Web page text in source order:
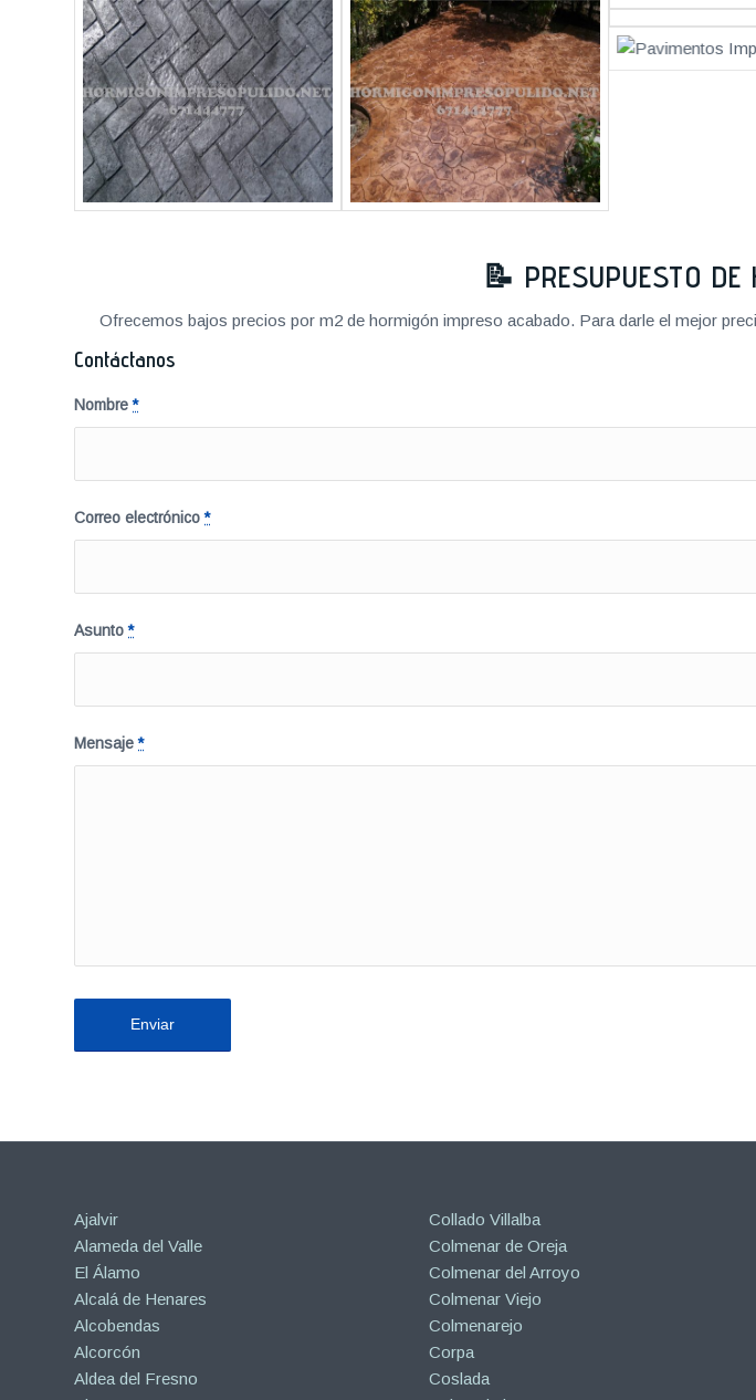
📝 PRESUPUESTO
Ofrecemos bajos precios por m2 de hormigón impreso acabado. Para darle el mejor
Contáctanos
Nombre*
Correo electrónico*
Asunto*
Mensaje*
Ajalvir
Alameda del Valle
El Álamo
Alcalá de Henares
Alcobendas
Alcorcón
Aldea del Fresno
Collado Villalba
Colmenar de Oreja
Colmenar del Arroyo
Colmenar Viejo
Colmenarejo
Corpa
Coslada